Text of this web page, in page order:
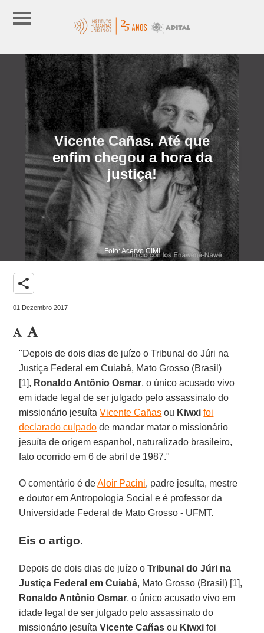
Vicente Cañas. Até que
enfim chegou a hora da
justiça!
Foto: Acervo CIMI
share
01 Dezembro 2017
"Depois de dois dias de juízo o Tribunal do Júri na
Justiça Federal em Cuiabá, Mato Grosso (Brasil)
[1], Ronaldo Antônio Osmar, o único acusado vivo
em idade legal de ser julgado pelo assassinato do
missionário jesuítaVicente Cañas ou Kiwxifoi
declarado culpado de mandar matar o missionário
jesuíta de origem espanhol, naturalizado brasileiro,
fato ocorrido em 6 de abril de 1987."
O comentário é deAloir Pacini, padre jesuíta, mestre
e doutor em Antropologia Social e é professor da
Universidade Federal de Mato Grosso - UFMT.
Eis o artigo.
Depois de dois dias de juízo o Tribunal do Júri na
Justiça Federal em Cuiabá, Mato Grosso (Brasil) [1],
Ronaldo Antônio Osmar, o único acusado vivo em
idade legal de ser julgado pelo assassinato do
missionário jesuítaVicente Cañas ou Kiwxi foi